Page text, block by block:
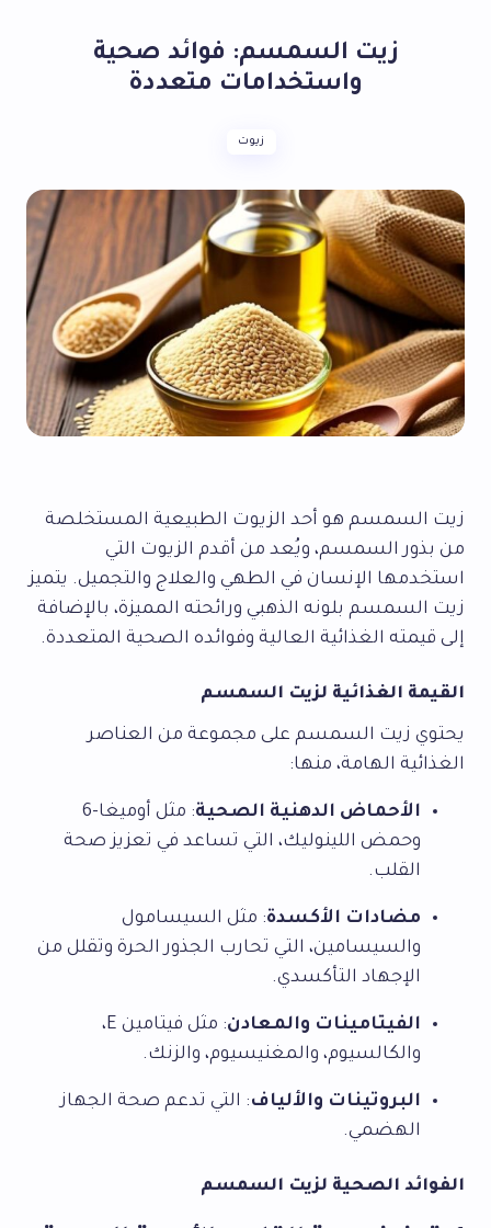
زيت السمسم: فوائد صحية
واستخدامات متعددة
زيوت
زيت السمسم هو أحد الزيوت الطبيعية المستخلصة
من بذور السمسم، ويُعد من أقدم الزيوت التي
استخدمها الإنسان في الطهي والعلاج والتجميل. يتميز
زيت السمسم بلونه الذهبي ورائحته المميزة، بالإضافة
إلى قيمته الغذائية العالية وفوائده الصحية المتعددة.
القيمة الغذائية لزيت السمسم
يحتوي زيت السمسم على مجموعة من العناصر
الغذائية الهامة، منها:
الأحماض الدهنية الصحية
: مثل أوميغا-6
وحمض اللينوليك، التي تساعد في تعزيز صحة
القلب.
مضادات الأكسدة: مثل السيسامول
والسيسامين، التي تحارب الجذور الحرة وتقلل من
الإجهاد التأكسدي.
الفيتامينات والمعادن
: مثل فيتامين E،
والكالسيوم، والمغنيسيوم، والزنك.
البروتينات والألياف: التي تدعم صحة الجهاز
الهضمي.
الفوائد الصحية لزيت السمسم